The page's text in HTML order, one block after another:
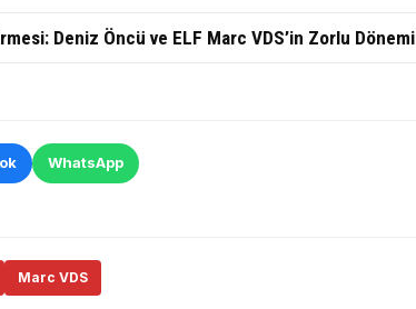
Deniz Öncü ve ELF Marc VDS’in Zorlu Dönemi
WhatsApp
Marc VDS